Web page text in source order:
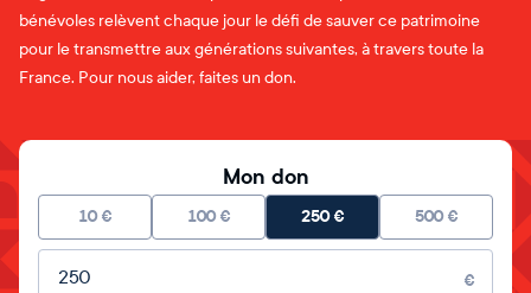
bénévoles relèvent chaque jour le défi de sauver ce patrimoine
pour le transmettre aux générations suivantes, à travers toute la
France. Pour nous aider, faites un don.
Mon don
10 € 100 € 250€ 500 €
Montant libre
€